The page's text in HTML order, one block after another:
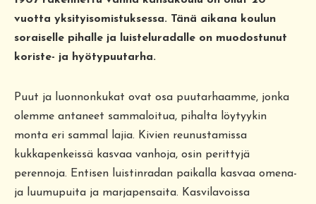
vuotta yksityisomistuksessa. Tänä aikana koulun
soraiselle pihalle ja luisteluradalle on muodostunut
koriste- ja hyötypuutarha.
Puut ja luonnonkukat ovat osa puutarhaamme, jonka
olemme antaneet sammaloitua, pihalta löytyykin
monta eri sammal lajia. Kivien reunustamissa
kukkapenkeissä kasvaa vanhoja, osin perittyjä
perennoja. Entisen luistinradan paikalla kasvaa omena-
ja luumupuita ja marjapensaita. Kasvilavoissa